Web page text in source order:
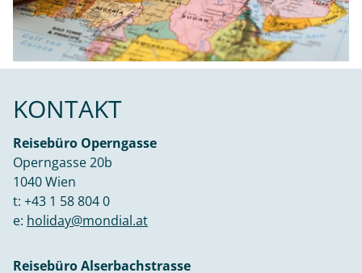
KONTAKT
Reisebüro Operngasse
Operngasse 20b
1040 Wien
t: +43 1 58 804 0
e: holiday@mondial.at
Reisebüro Alserbachstrasse